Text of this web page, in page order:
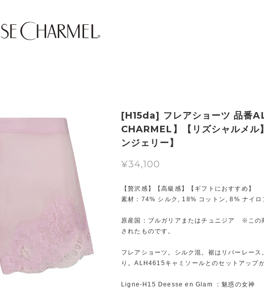
[H15da] フレアショーツ 品番
CHARMEL】【リズシャルメル
ンジェリー】
¥34,100
【贅沢感】【高級感】【ギフトにおすすめ】
素材：74% シルク, 18% コットン, 8% ナイロ
原産国：ブルガリアまたはチュニジア ※この
されたものです。
フレアショーツ。シルク混。裾はリバーレース
り。ALH4615キャミソールとのセットアップが
Ligne-H15 Deesse en Glam ：魅惑の女神